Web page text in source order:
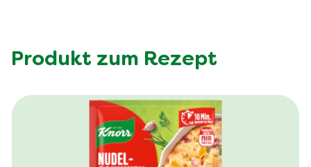
Produkt zum Rezept